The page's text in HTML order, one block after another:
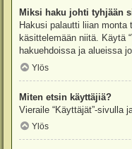
Miksi haku johti tyhjään
Hakusi palautti liian
käsittelemään niitä. Käytä
hakuehdoissa ja alueissa
Ylös
Miten etsin käyttäjiä?
Vieraile “Käyttäjät”-sivulla
Ylös